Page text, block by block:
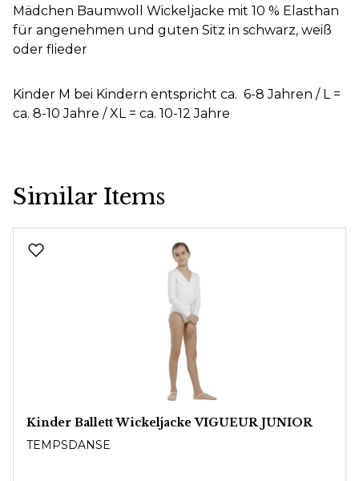
Mädchen Baumwoll Wickeljacke mit 10 % Elasthan
für angenehmen und guten Sitz in schwarz, weiß
oder flieder
Kinder M bei Kindern entspricht ca. 6-8 Jahren / L =
ca. 8-10 Jahre / XL = ca. 10-12 Jahre
Similar Items
Kinder Ballett Wickeljacke VIGUEUR JUNIOR
TEMPSDANSE